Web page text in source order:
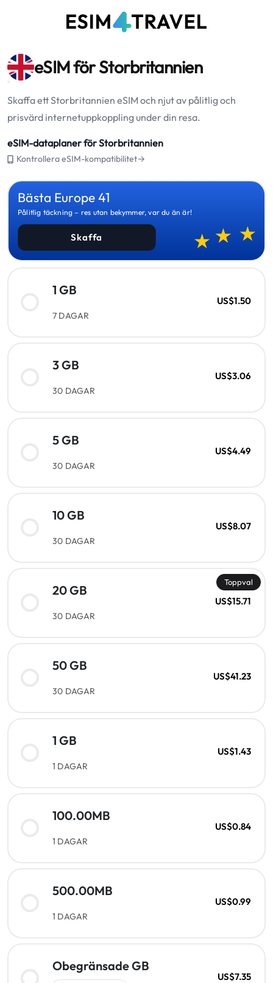
eSIM för Storbritannien
Skaffa ett Storbritannien eSIM och njut av pålitlig och
prisvärd internetuppkoppling under din resa.
eSIM-dataplaner för Storbritannien
Kontrollera eSIM-kompatibilitet→
Bästa Europe 41
Pålitlig täckning – res utan bekymmer, var du än är!
Skaffa
1 GB
7 DAGAR
US$1.50
3 GB
30 DAGAR
US$3.06
5 GB
30 DAGAR
US$4.49
10 GB
30 DAGAR
US$8.07
Toppval
20 GB
30 DAGAR
US$15.71
50 GB
30 DAGAR
US$41.23
1 GB
1 DAGAR
US$1.43
100.00MB
1 DAGAR
US$0.84
500.00MB
1 DAGAR
US$0.99
Obegränsade GB
US$7.35